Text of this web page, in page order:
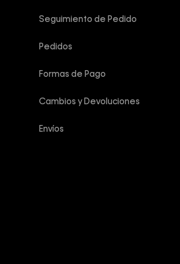
Seguimiento de Pedido
Pedidos
Formas de Pago
Cambios y Devoluciones
Envíos